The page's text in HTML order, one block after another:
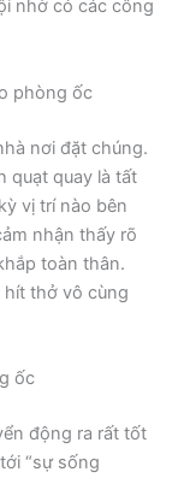
nhờ có các công
phòng ốc
nơi đặt chúng.
quạt quay là tất
vị trí nào bên
nhận thấy rõ
toàn thân.
hít thở vô cùng
ốc
động ra rất tốt
“sự sống